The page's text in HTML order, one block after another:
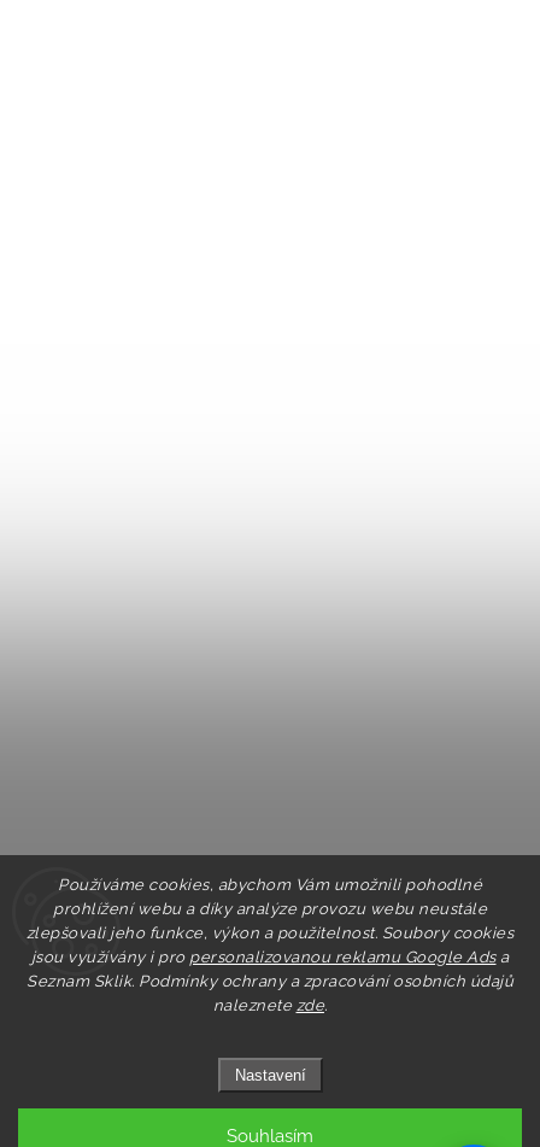
Používáme cookies, abychom Vám umožnili pohodlné
prohlížení webu a díky analýze provozu webu neustále
zlepšovali jeho funkce, výkon a použitelnost. Soubory cookies
jsou využívány i pro personalizovanou reklamu Google Adsa
Seznam Sklik. Podmínky ochrany a zpracování osobních údajů
naleznete zde.
Nastavení
Souhlasím